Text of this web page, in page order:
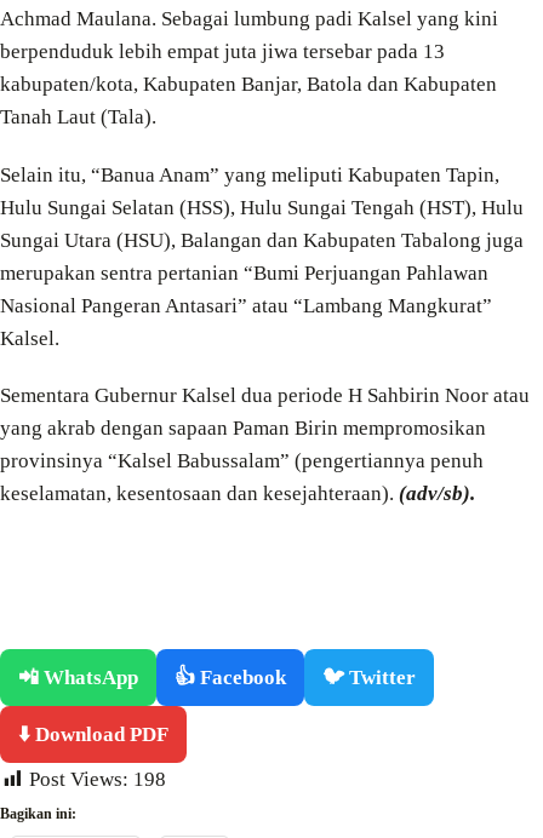
Achmad Maulana. Sebagai lumbung padi Kalsel yang kini
berpenduduk lebih empat juta jiwa tersebar pada 13
kabupaten/kota, Kabupaten Banjar, Batola dan Kabupaten
Tanah Laut (Tala).
Selain itu, “Banua Anam” yang meliputi Kabupaten Tapin,
Hulu Sungai Selatan (HSS), Hulu Sungai Tengah (HST), Hulu
Sungai Utara (HSU), Balangan dan Kabupaten Tabalong juga
merupakan sentra pertanian “Bumi Perjuangan Pahlawan
Nasional Pangeran Antasari” atau “Lambang Mangkurat”
Kalsel.
Sementara Gubernur Kalsel dua periode H Sahbirin Noor atau
yang akrab dengan sapaan Paman Birin mempromosikan
provinsinya “Kalsel Babussalam” (pengertiannya penuh
keselamatan, kesentosaan dan kesejahteraan). (adv/sb).
📲 WhatsApp 👍 Facebook 🐦 Twitter
⬇️ Download PDF
Post Views: 198
Bagikan ini: